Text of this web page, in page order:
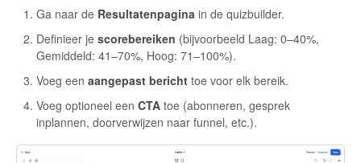
Ga naar de Resultatenpagina in de quizbuilder.
Definieer je scorebereiken (bijvoorbeeld Laag: 0–40%,
Gemiddeld: 41–70%, Hoog: 71–100%).
Voeg een aangepast bericht toe voor elk bereik.
Voeg optioneel een CTA toe (abonneren, gesprek
inplannen, doorverwijzen naar funnel, etc.).